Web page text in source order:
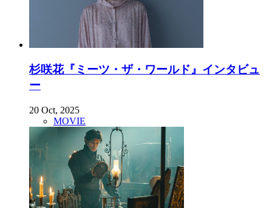
杉咲花『ミーツ・ザ・ワールド』インタビュ
ー
20 Oct, 2025
MOVIE